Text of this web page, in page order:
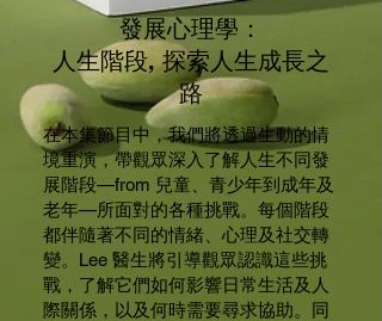
發展心理學：
人生階段, 探索人生成長之
路
在本集節目中，我們將透過生動的情
境重演，帶觀眾深入了解人生不同發
展階段—from 兒童、青少年到成年及
老年—所面對的各種挑戰。每個階段
都伴隨著不同的情緒、心理及社交轉
變。Lee 醫生將引導觀眾認識這些挑
戰，了解它們如何影響日常生活及人
際關係，以及何時需要尋求協助。同